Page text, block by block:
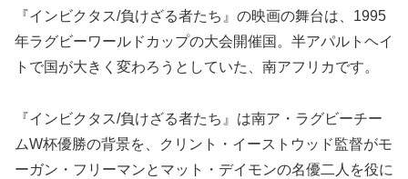
『インビクタス/負けざる者たち』の映画の舞台は、1995
年ラグビーワールドカップの大会開催国。半アパルトヘイ
トで国が大きく変わろうとしていた、南アフリカです。
『インビクタス/負けざる者たち』は南ア・ラグビーチー
ムW杯優勝の背景を、クリント・イーストウッド監督がモ
ーガン・フリーマンとマット・デイモンの名優二人を役に